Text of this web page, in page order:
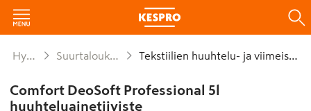
Hygienia ja siivous Suurtalouksien tekstiilien pesu-,hoitoai Tekstiilien huuhtelu- ja viimeistelyaineet
Comfort DeoSoft Professional 5l
huuhteluainetiiviste